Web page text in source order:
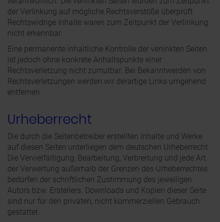
der Verlinkung auf mögliche Rechtsverstöße überprüft.
Rechtswidrige Inhalte waren zum Zeitpunkt der Verlinkung
nicht erkennbar.
Eine permanente inhaltliche Kontrolle der verlinkten Seiten
ist jedoch ohne konkrete Anhaltspunkte einer
Rechtsverletzung nicht zumutbar. Bei Bekanntwerden von
Rechtsverletzungen werden wir derartige Links umgehend
entfernen.
Urheberrecht
Die durch die Seitenbetreiber erstellten Inhalte und Werke
auf diesen Seiten unterliegen dem deutschen Urheberrecht.
Die Vervielfältigung, Bearbeitung, Verbreitung und jede Art
der Verwertung außerhalb der Grenzen des Urheberrechtes
bedürfen der schriftlichen Zustimmung des jeweiligen
Autors bzw. Erstellers. Downloads und Kopien dieser Seite
sind nur für den privaten, nicht kommerziellen Gebrauch
gestattet.